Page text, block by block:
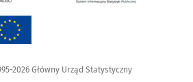
2026 Główny Urząd Statystyczny